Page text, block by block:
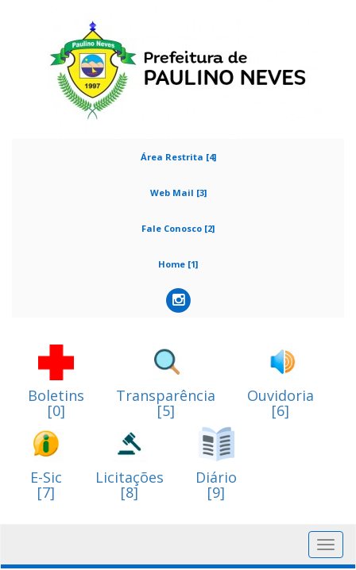
Área Restrita [4]
Web Mail [3]
Fale Conosco [2]
Home [1]
Boletins
[0]
Transparência
[5]
Ouvidoria
[6]
E-Sic
[7]
Licitações
[8]
Diário
[9]